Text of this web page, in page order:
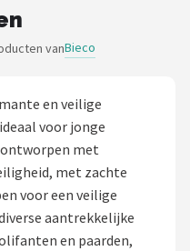
vanBieco
en veilige
voor jonge
met
met zachte
voor een veilige
aantrekkelijke
en paarden,